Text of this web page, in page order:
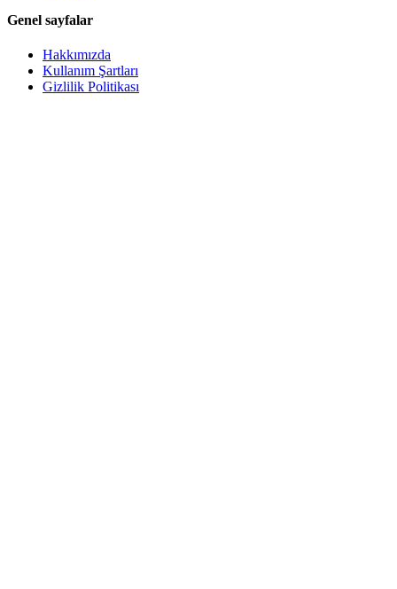
Genel sayfalar
Hakkımızda
Kullanım Şartları
Gizlilik Politikası